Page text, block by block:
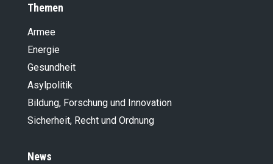
Themen
Armee
Energie
Gesundheit
Asylpolitik
Bildung, Forschung und Innovation
Sicherheit, Recht und Ordnung
News